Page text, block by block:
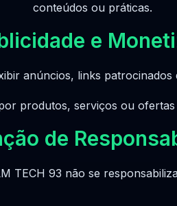
conteúdos ou práticas.
e
anúncios, links patrocinados
produtos, serviços ou
de
TECH 93 não se